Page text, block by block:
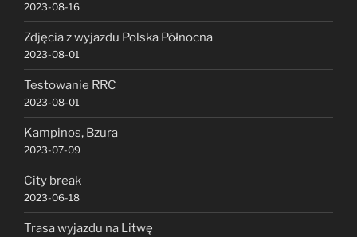
2023-08-16
Zdjęcia z wyjazdu Polska Północna
2023-08-01
Testowanie RRC
2023-08-01
Kampinos, Bzura
2023-07-09
City break
2023-06-18
Trasa wyjazdu na Litwę